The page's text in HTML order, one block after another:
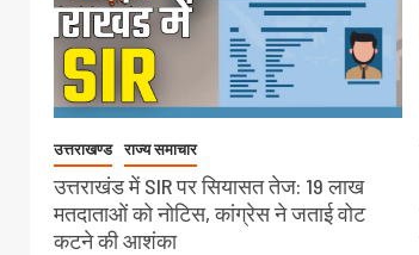
उत्तराखण्ड राज्य समाचार
उत्तराखंड में SIR पर सियासत तेज: 19 लाख
मतदाताओं को नोटिस, कांग्रेस ने जताई वोट
कटने की आशंका